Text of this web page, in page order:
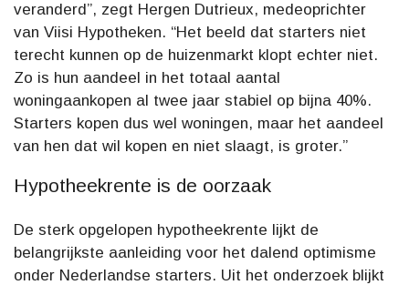
veranderd”, zegt Hergen Dutrieux, medeoprichter
van Viisi Hypotheken. “Het beeld dat starters niet
terecht kunnen op de huizenmarkt klopt echter niet.
Zo is hun aandeel in het totaal aantal
woningaankopen al twee jaar stabiel op bijna 40%.
Starters kopen dus wel woningen, maar het aandeel
van hen dat wil kopen en niet slaagt, is groter.”
Hypotheekrente is de oorzaak
De sterk opgelopen hypotheekrente lijkt de
belangrijkste aanleiding voor het dalend optimisme
onder Nederlandse starters. Uit het onderzoek blijkt